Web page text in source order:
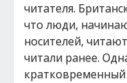
читателя.
что люди,
носителей,
читали ранее.
кратковременный